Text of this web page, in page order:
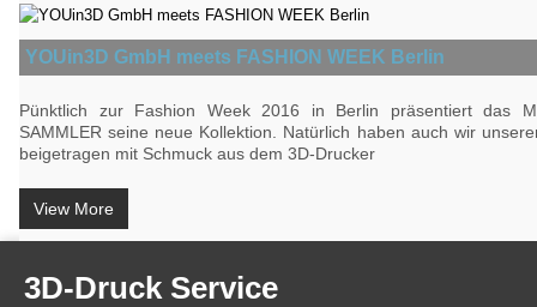
YOUin3D GmbH meets FASHION WEEK Berlin
Pünktlich zur Fashion Week 2016 in Berlin präsentiert das
SAMMLER seine neue Kollektion. Natürlich haben auch wir
beigetragen mit Schmuck aus dem 3D-Drucker
View More
3D-Druck Service